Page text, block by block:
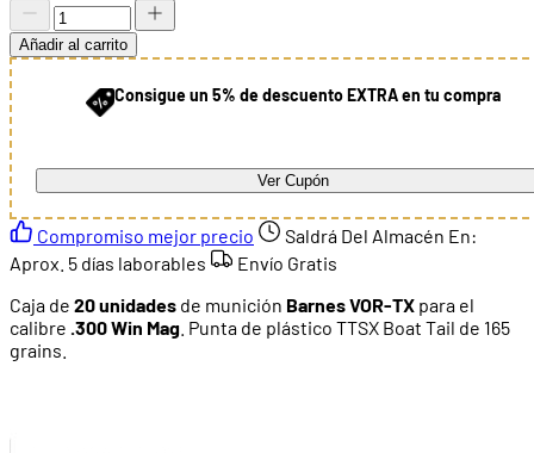
Añadir al carrito
Consigue un 5% de descuento EXTRA en tu compra
Ver Cupón
Compromiso mejor precio
Saldrá Del Almacén En:
Aprox. 5 días laborables
Envío Gratis
Caja de 20 unidades de munición Barnes VOR-TX para el
calibre .300 Win Mag . Punta de plástico TTSX Boat Tail de 165
grains.